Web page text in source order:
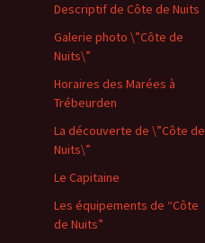
Descriptif de Côte de Nuits
Galerie photo \”Côte de
Nuits\”
Horaires des Marées à
Trébeurden
La découverte de \”Côte de
Nuits\”
Le Capitaine
Les équipements de “Côte
de Nuits”